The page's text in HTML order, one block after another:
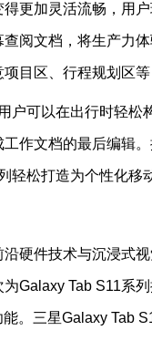
更加灵活流畅，用
阅文档，将生产力
目区、行程规划区等
户可以在出行时轻
作文档的最后编辑
轻松打造为个性化移
硬件技术与沉浸式
Galaxy Tab S11系
。三星Galaxy Tab